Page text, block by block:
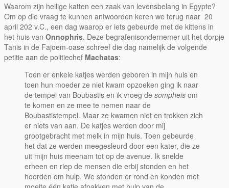
Waarom zijn heilige katten een zaak van levensbelang in Egypte?
Om op die vraag te kunnen antwoorden keren we terug naar 20
april 202 v.C., een dag waarop er iets gebeurde met de kittens in
het huis van Onnophris. Deze begrafenisondernemer uit het dorpje
Tanis in de Fajoem-oase schreef die dag namelijk de volgende
petitie aan de politiechef Machatas:
Toen er enkele katjes werden geboren in mijn huis en
toen hun moeder ze niet kwam opzoeken ging ik naar
de tempel van Boubastis en ik vroeg de sompheis om
te komen en ze mee te nemen naar de
Boubastistempel. Maar ze kwamen niet en trokken zich
er niets van aan. De katjes werden door mij
grootgebracht met melk in mijn huis. Toen gebeurde
het dat ze werden meegesleurd door een kater, die ze
uit mijn huis meenam tot op de avenue. Ik snelde
erheen en riep de mensen die erbij stonden en het
hoorden om hulp. We stonden er rond en konden met